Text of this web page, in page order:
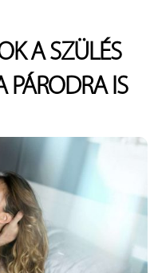
A SZÜLÉS
PÁRODRA IS